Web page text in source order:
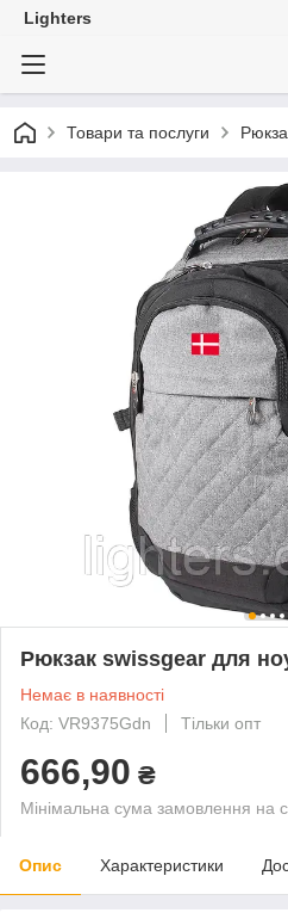
Lighters
Товари та послуги
Рюкзак swissgear для
Немає в наявності
Код: VR9375Gdn
Тільки опт
666,90 ₴
Мінімальна сума замовлення на
Опис Характеристики